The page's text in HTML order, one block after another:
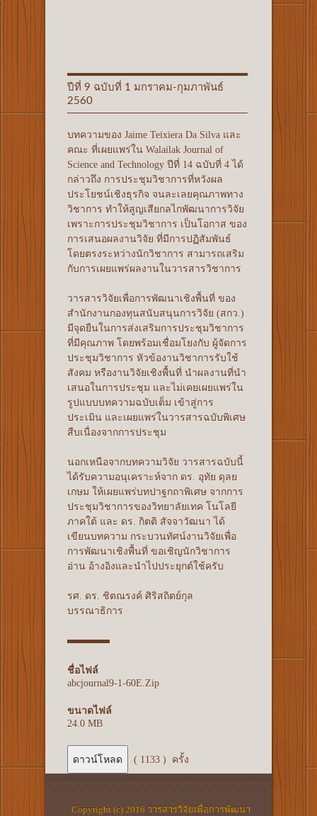
ปีที่ 9 ฉบับที่ 1 มกราคม-กุมภาพันธ์
2560
บทความของ Jaime Teixiera Da Silva และ
คณะ ที่เผยแพร่ใน Walailak Journal of
Science and Technology ปีที่ 14 ฉบับที่ 4 ได้
กล่าวถึง การประชุมวิชาการที่หวังผล
ประโยชน์เชิงธุรกิจ จนละเลยคุณภาพทาง
วิชาการ ทำให้สูญเสียกลไกพัฒนาการวิจัย
เพราะการประชุมวิชาการ เป็นโอกาส ของ
การเสนอผลงานวิจัย ที่มีการปฏิสัมพันธ์
โดยตรงระหว่างนักวิชาการ สามารถเสริม
กับการเผยแพร่ผลงานในวารสารวิชาการ
วารสารวิจัยเพื่อการพัฒนาเชิงพื้นที่ ของ
สำนักงานกองทุนสนับสนุนการวิจัย (สกว.)
มีจุดยืนในการส่งเสริมการประชุมวิชาการ
ที่มีคุณภาพ โดยพร้อมเชื่อมโยงกับ ผู้จัดการ
ประชุมวิชาการ หัวข้องานวิชาการรับใช้
สังคม หรืองานวิจัยเชิงพื้นที่ นำผลงานที่นำ
เสนอในการประชุม และไม่เคยเผยแพร่ใน
รูปแบบบทความฉบับเต็ม เข้าสู่การ
ประเมิน และเผยแพร่ในวารสารฉบับพิเศษ
สืบเนื่องจากการประชุม
นอกเหนือจากบทความวิจัย วารสารฉบับนี้
ได้รับความอนุเคราะห์จาก ดร. อุทัย ดุลย
เกษม ให้เผยแพร่บทปาฐกถาพิเศษ จากการ
ประชุมวิชาการของวิทยาลัยเทค โนโลยี
ภาคใต้ และ ดร. กิตติ สัจจาวัฒนา ได้
เขียนบทความ กระบวนทัศน์งานวิจัยเพื่อ
การพัฒนาเชิงพื้นที่ ขอเชิญนักวิชาการ
อ่าน อ้างอิงและนำไปประยุกต์ใช้ครับ
รศ. ดร. ชิตณรงค์ ศิริสถิตย์กุล
บรรณาธิการ
ชื่อไฟล์
abcjournal9-1-60E.Zip
ขนาดไฟล์
24.0 MB
( 1133 ) ครั้ง
Copyright (c) 2016 วารสารวิจัยเพื่อการพัฒนา